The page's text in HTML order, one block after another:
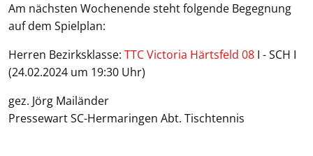
Am nächsten Wochenende steht folgende Begegnung
auf dem Spielplan:
Herren Bezirksklasse: TTC Victoria Härtsfeld 08 I - SCH I
(24.02.2024 um 19:30 Uhr)
gez. Jörg Mailänder
Pressewart SC-Hermaringen Abt. Tischtennis